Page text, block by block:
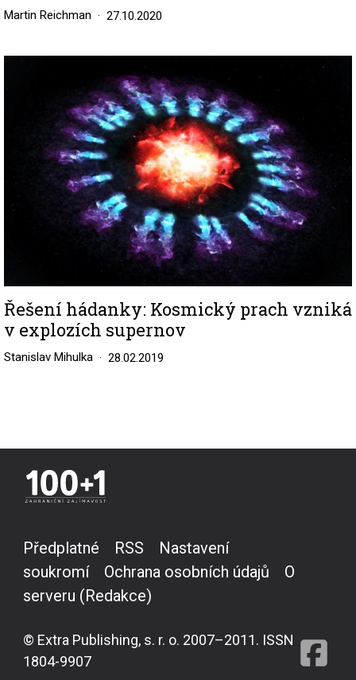
Martin Reichman 27.10.2020
Řešení hádanky: Kosmický prach vzniká
v explozích supernov
Stanislav Mihulka 28.02.2019
Předplatné RSS
Nastavení
soukromí
Ochrana osobních údajů
O
serveru (Redakce)
© Extra Publishing, s. r. o. 2007–2011. ISSN
1804-9907